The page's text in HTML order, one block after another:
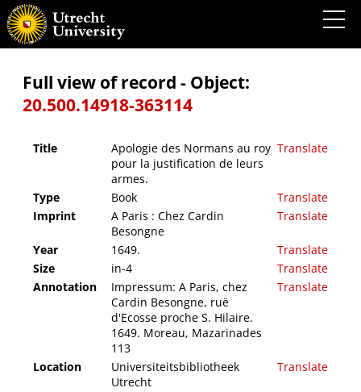
Apologie des Normans au roy pour la justification de leurs armes.
Full view of record - Object:
20.500.14918-363114
Title
Apologie des Normans au roy
pour la justification de leurs
armes.
Translate
Type Book
Translate
Imprint
A Paris : Chez Cardin
Besongne
Translate
Year 1649.
Translate
Size
in-4
Translate
Annotation
Impressum: A Paris, chez
Cardin Besongne, ruë
d'Ecosse proche S. Hilaire.
1649. Moreau, Mazarinades
113
Translate
Location
Universiteitsbibliotheek
Utrecht
Translate